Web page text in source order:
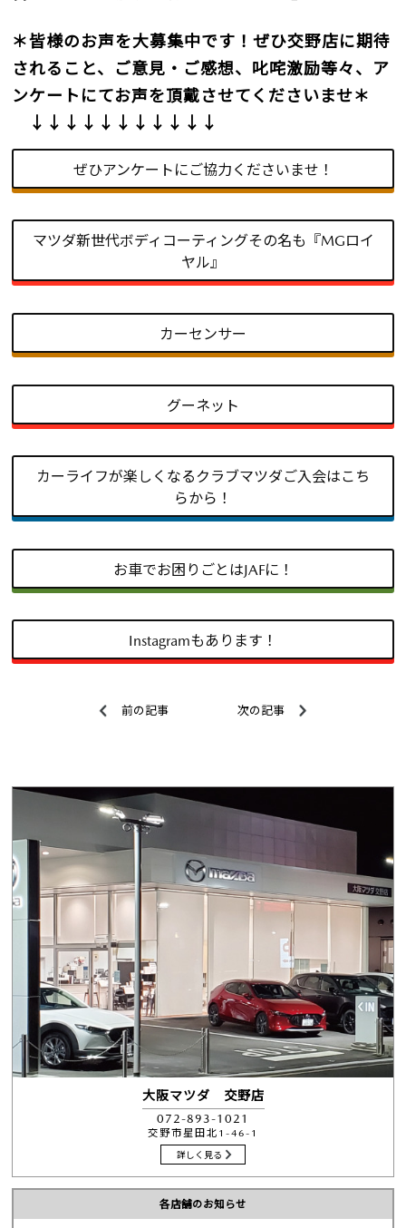
＊皆様のお声を大募集中です！ぜひ交野店に期待
されること、ご意見・ご感想、叱咤激励等々、ア
ンケートにてお声を頂戴させてくださいませ＊
↓↓↓↓↓↓↓↓↓↓↓
ぜひアンケートにご協力くださいませ！
マツダ新世代ボディコーティングその名も『MGロイ
ヤル』
カーセンサー
グーネット
カーライフが楽しくなるクラブマツダご入会はこち
らから！
お車でお困りごとはJAFに！
Instagramもあります！
前の記事 次の記事
大阪マツダ 交野店
072-893-1021
交野市星田北1-46-1
詳しく見る
各店舗のお知らせ